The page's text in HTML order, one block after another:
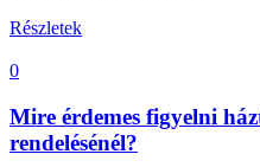
Részletek
0
Mire érdemes figyelni
rendelésénél?